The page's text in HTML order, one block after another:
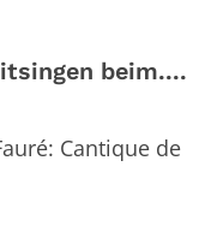
beim....
Cantique de